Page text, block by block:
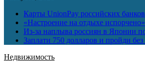
Карты UnionPay российских
«Настроение на отдыхе
Из-за наплыва россиян в Японии
Заплати 750 долларов и пройди
Недвижимость